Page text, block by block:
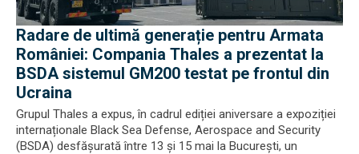
Radare de ultimă generație pentru Armata
României: Compania Thales a prezentat la
BSDA sistemul GM200 testat pe frontul din
Ucraina
Grupul Thales a expus, în cadrul ediției aniversare a expoziției
internaționale Black Sea Defense, Aerospace and Security
(BSDA) desfășurată între 13 și 15 mai la București, un